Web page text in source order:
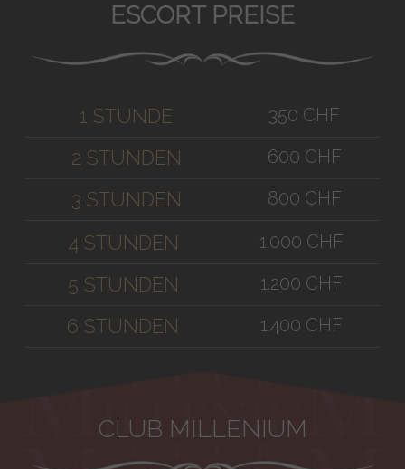
ESCORT PREISE
1 STUNDE 350 CHF
2 STUNDEN 600 CHF
3 STUNDEN 800 CHF
4 STUNDEN 1.000 CHF
5 STUNDEN 1.200 CHF
6 STUNDEN 1.400 CHF
CLUB MILLENIUM